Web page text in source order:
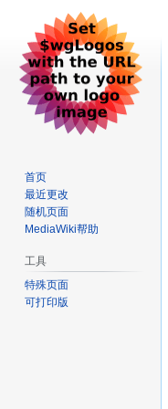
首页
最近更改
随机页面
MediaWiki帮助
工具
特殊页面
可打印版